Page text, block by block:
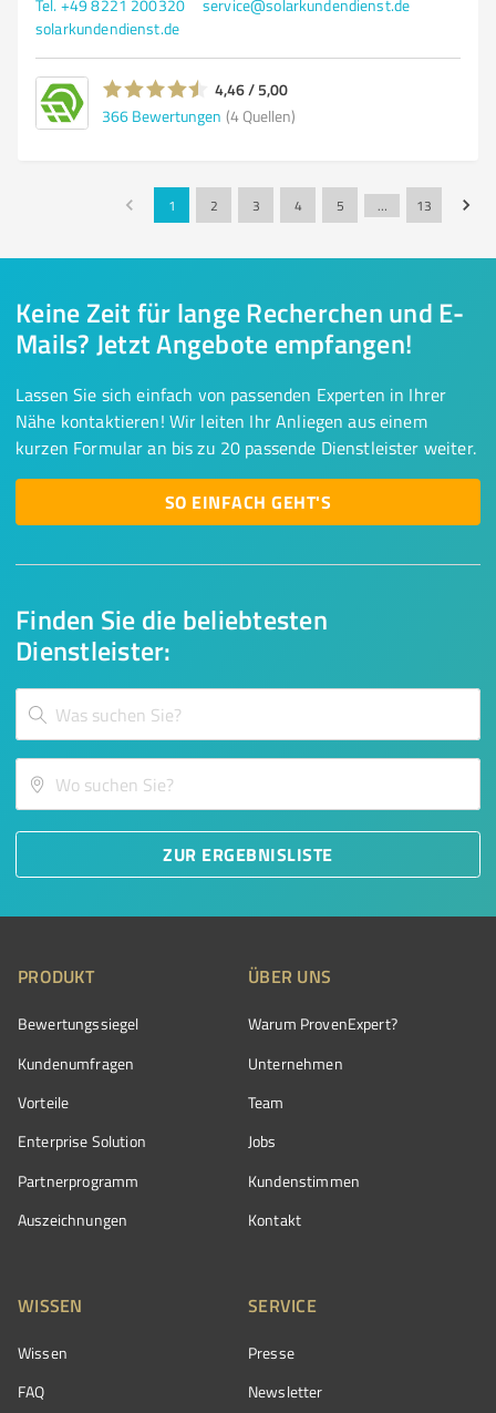
Tel. +49 8221 200320
service@solarkundendienst.de
solarkundendienst.de
4,46 / 5,00
366 Bewertungen (4 Quellen)
1 2 3 4 5 … 13
Finden Sie die beliebtesten
Dienstleister:
ZUR ERGEBNISLISTE
Keine Zeit für lange Recherchen und E-
Mails? Jetzt Angebote empfangen!
Lassen Sie sich einfach von passenden Experten in Ihrer
Nähe kontaktieren! Wir leiten Ihr Anliegen aus einem
kurzen Formular an bis zu 20 passende Dienstleister weiter.
SO EINFACH GEHT'S
PRODUKT
Bewertungssiegel
Kundenumfragen
Vorteile
Enterprise Solution
Partnerprogramm
Auszeichnungen
ÜBER UNS
Warum ProvenExpert?
Unternehmen
Team
Jobs
Kundenstimmen
Kontakt
WISSEN
Wissen
FAQ
SERVICE
Presse
Newsletter